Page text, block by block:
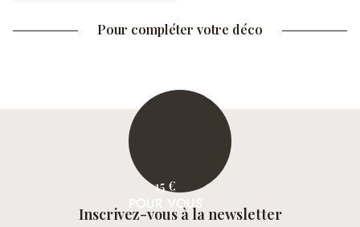
Pour compléter votre déco
15 €
POUR VOUS
Inscrivez-vous à la newsletter